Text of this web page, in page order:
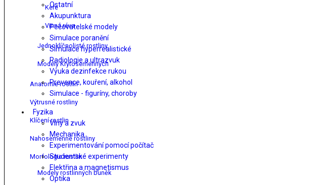
Ostatní
Akupunktura
Pečovatelské modely
Simulace poranění
Simulace hyperrealistické
Radiologie a ultrazvuk
Výuka dezinfekce rukou
Prevence, kouření, alkohol
Simulace - figuríny, choroby
Fyzika
Vlny a zvuk
Mechanika
Experimentování pomocí počítač
Studentské experimenty
Elektřina a magnetismus
Optika
Keře
Vinná réva
Jednoklíčnolisté rostliny
Modely Krytosemenných
Anatomie rostlin
Výtrusné rostliny
Klíčení rostlin
Nahosemenné rostliny
Morfologie rostlin
Modely rostlinných buněk